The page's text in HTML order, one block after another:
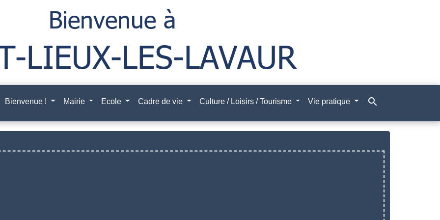
Bienvenue ! Mairie Ecole Cadre de vie Culture / Loisirs / Tourisme Vie pratique search